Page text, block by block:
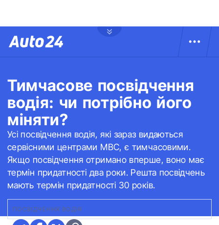
Тимчасове посвідчення
водія: чи потрібно його
міняти?
Усі посвідчення водія, які зараз видаються
сервісними центрами МВС, є тимчасовими.
Якщо посвідчення отримано вперше, воно має
термін придатності два роки. Решта посвідчень
мають термін придатності 30 років.
ПОСВІДЧЕННЯ ВОДІЯ